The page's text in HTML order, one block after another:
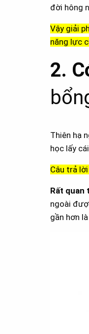
đời hông
Vậy giải
năng lực
2.
Thiên hạ
học lấy
Câu trả
Rất quan
ngoài
gần hơn